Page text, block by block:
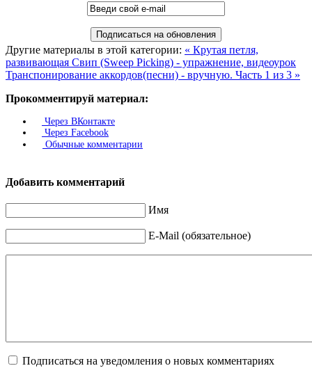
Другие материалы в этой категории: « Крутая петля,
развивающая Свип (Sweep Picking) - упражнение, видеоурок
Транспонирование аккордов(песни) - вручную. Часть 1 из 3 »
Прокомментируй материал:
Через ВКонтакте
Через Facebook
Обычные комментарии
Добавить комментарий
Имя
E-Mail (обязательное)
Подписаться на уведомления о новых комментариях